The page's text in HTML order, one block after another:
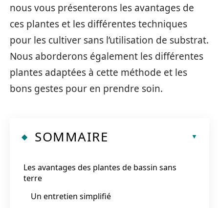
nous vous présenterons les avantages de
ces plantes et les différentes techniques
pour les cultiver sans l’utilisation de substrat.
Nous aborderons également les différentes
plantes adaptées à cette méthode et les
bons gestes pour en prendre soin.
SOMMAIRE
Les avantages des plantes de bassin sans
terre
Un entretien simplifié